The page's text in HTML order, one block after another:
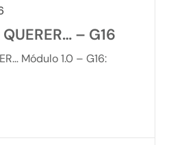
– G16
Módulo 1.0 – G16: